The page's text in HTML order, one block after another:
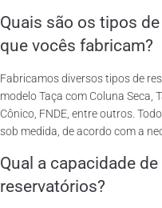
Quais são os tipos
que vocês fabricam?
Fabricamos diversos tipos de
modelo Taça com Coluna Seca,
Cônico, FNDE, entre outros.
sob medida, de acordo com a
Qual a capacidade
reservatórios?